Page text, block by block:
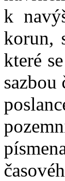
k
korun,
které
sazbou